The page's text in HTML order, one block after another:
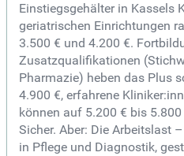
Einstiegsgehälter in Kassels
geriatrischen Einrichtungen
3.500 € und 4.200 €.
Zusatzqualifikationen
Pharmazie) heben das Plus
4.900 €, erfahrene
können auf 5.200 € bis
Sicher. Aber: Die Arbeitslast
in Pflege und Diagnostik,